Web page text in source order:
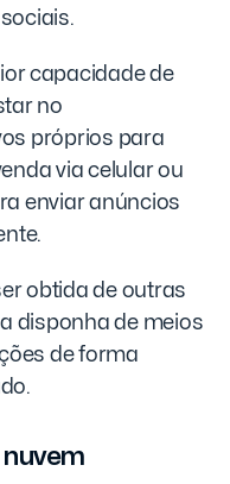
capacidade de
no
próprios para
via celular ou
enviar anúncios
obtida de outras
disponha de meios
de forma